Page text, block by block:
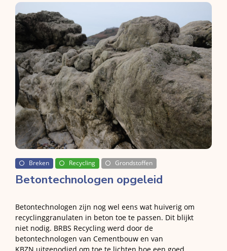
Breken Recycling Grondstoffen
Betontechnologen opgeleid
Betontechnologen zijn nog wel eens wat huiverig om
recyclinggranulaten in beton toe te passen. Dit blijkt
niet nodig. BRBS Recycling werd door de
betontechnologen van Cementbouw en van
KBZN uitgenodigd om toe te lichten hoe een goed